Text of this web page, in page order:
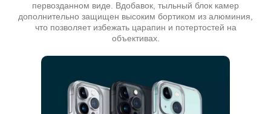
первозданном виде. Вдобавок, тыльный блок камер
дополнительно защищен высоким бортиком из алюминия,
что позволяет избежать царапин и потертостей на
объективах.